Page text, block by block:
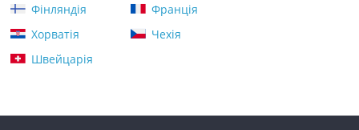
Фінляндія
Франція
Хорватія
Чехія
Швейцарія